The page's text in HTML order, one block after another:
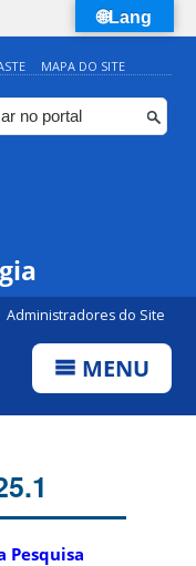
Simplifique!
Comunica BR
Participe
MAPA DO SITE
Administradores do Site
MENU
Pesquisa
🌐Lang